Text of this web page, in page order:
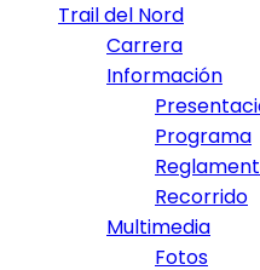
Trail del Nord
Carrera
Información
Programa
Recorrido
Multimedia
Fotos